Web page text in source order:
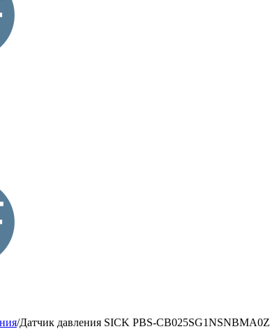
/Датчик давления SICK PBS-CB025SG1NSNBMA0Z